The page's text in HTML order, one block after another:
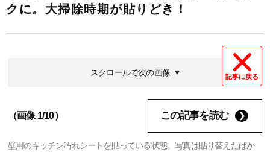
クに。大掃除時期が貼りどき！
記事に戻る
スクロールで次の画像
（画像 1/10） この記事を読む
壁用のキッチン汚れシートを貼っている状態。写真は貼り替えたばか